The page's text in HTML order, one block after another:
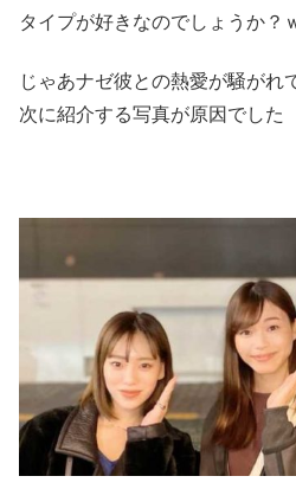
タイプが好きなのでしょうか？
じゃあナゼ彼との熱愛が騒がれ
次に紹介する写真が原因でした